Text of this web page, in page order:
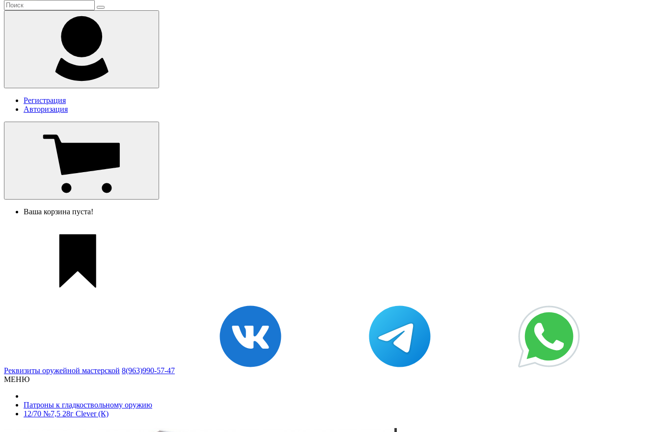
Регистрация
Авторизация
Ваша корзина пуста!
Реквизиты оружейной мастерской 8(963)990-57-47
МЕНЮ
Патроны к гладкоствольному оружию
12/70 №7,5 28г Clever (К)